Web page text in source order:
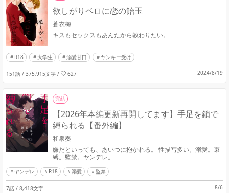
欲しがりベロに恋の飴玉
蒼衣梅
キスもセックスもあんたから教わりたい。
R18 大学生 溺愛甘口 ヤンキー受け
151話 / 375,915文字 / 627 2024/8/19
完結
【2026年本編更新再開してます】手足を鎖で
縛られる【番外編】
和泉奏
嫌だといっても、あいつに抱かれる。 性描写多い。溺愛。束
縛。監禁。ヤンデレ。
ヤンデレ R18 溺愛 監禁
7話 / 8,418文字 8/6